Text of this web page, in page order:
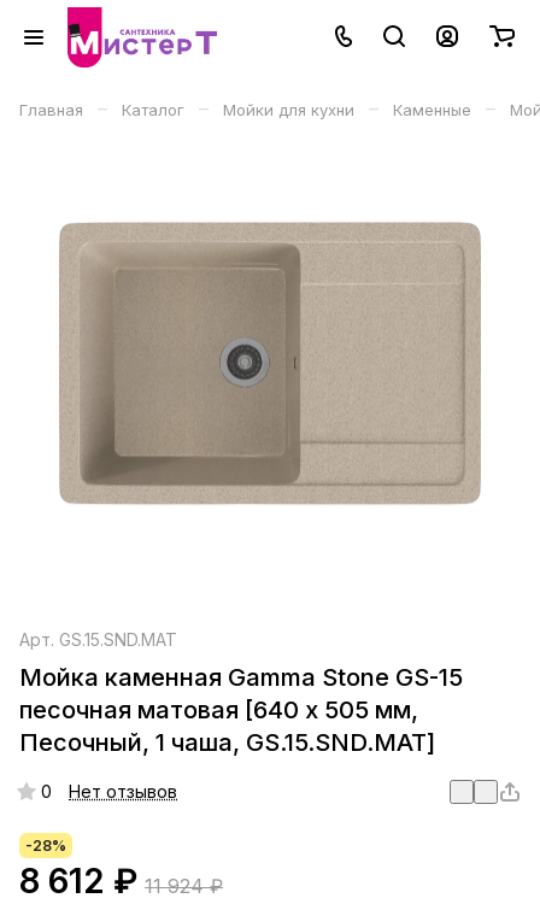
Главная – Каталог – Мойки для кухни – Каменные –
Арт. GS.15.SND.MAT
Мойка каменная Gamma Stone GS-15
песочная матовая [640 х 505 мм,
Песочный, 1 чаша, GS.15.SND.MAT]
0 Нет отзывов
-28%
8 612 ₽ 11 924 ₽